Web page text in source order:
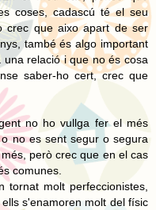
coses, cadascú té el seu
crec que aixo apart de ser
també és algo important
relació i que no és cosa
saber-ho cert, crec que
no ho vullga fer el més
no es sent segur o segura
però crec que en el cas
comunes.
tornat molt perfeccionistes,
s'enamoren molt del físic